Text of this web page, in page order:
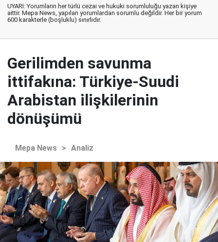
UYARI: Yorumların her türlü cezai ve hukuki sorumluluğu yazan kişiye
aittir. Mepa News, yapılan yorumlardan sorumlu değildir. Her bir yorum
600 karakterle (boşluklu) sınırlıdır.
Gerilimden savunma
ittifakına: Türkiye-Suudi
Arabistan ilişkilerinin
dönüşümü
Mepa News > Analiz